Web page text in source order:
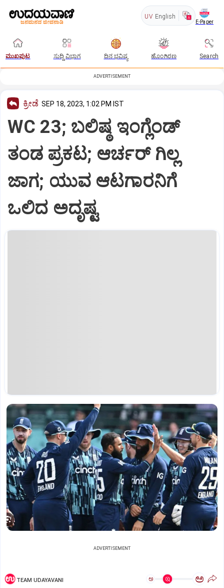
UV English
E-Paper
ಮುಖಪುಟ ಸುದ್ದಿ ವಿಭಾಗ ದಿನ ಭವಿಷ್ಯ ಹೊಂಗಿರಣ Search
ADVERTISEMENT
ಕ್ರೀಡೆ SEP 18, 2023, 1:02 PM IST
WC 23; ಬಲಿಷ್ಠ ಇಂಗ್ಲೆಂಡ್
ತಂಡ ಪ್ರಕಟ; ಆರ್ಚರ್ ಗಿಲ್ಲ
ಜಾಗ; ಯುವ ಆಟಗಾರನಿಗೆ
ಒಲಿದ ಅದೃಷ್ಟ
ADVERTISEMENT
TEAM UDAYAVANI ಅ ಅ